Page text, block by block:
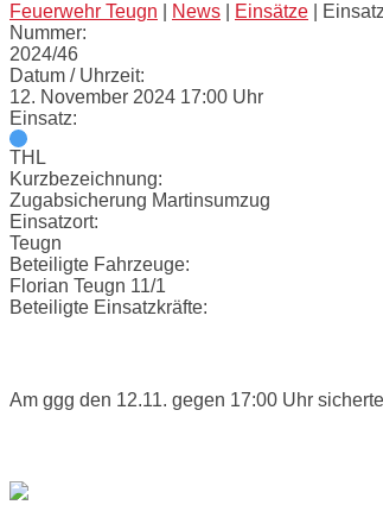
Feuerwehr Teugn News Einsätze
Nummer:
2024/46
Datum / Uhrzeit:
12. November 2024 17:00 Uhr
Einsatz:
THL
Kurzbezeichnung:
Zugabsicherung Martinsumzug
Einsatzort:
Teugn
Beteiligte Fahrzeuge:
Florian Teugn 11/1
Beteiligte Einsatzkräfte:
Am ggg den 12.11. gegen 17:00 Uhr